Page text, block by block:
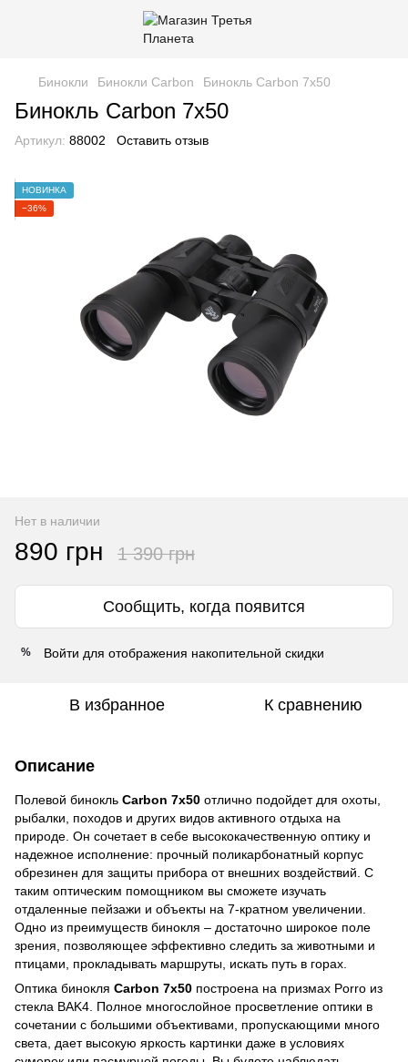
Бинокли Бинокли Carbon Бинокль Carbon 7x50
Бинокль Carbon 7x50
Артикул: 88002 Оставить отзыв
НОВИНКА
−36%
Нет в наличии
890 грн 1 390 грн
Сообщить, когда появится
% Войти для отображения накопительной скидки
В избранное К сравнению
Описание
Полевой бинокль Carbon 7x50 отлично подойдет для охоты,
рыбалки, походов и других видов активного отдыха на
природе. Он сочетает в себе высококачественную оптику и
надежное исполнение: прочный поликарбонатный корпус
обрезинен для защиты прибора от внешних воздействий. С
таким оптическим помощником вы сможете изучать
отдаленные пейзажи и объекты на 7-кратном увеличении.
Одно из преимуществ бинокля – достаточно широкое поле
зрения, позволяющее эффективно следить за животными и
птицами, прокладывать маршруты, искать путь в горах.
Оптика бинокля Carbon 7x50 построена на призмах Porro из
стекла BAK4. Полное многослойное просветление оптики в
сочетании с большими объективами, пропускающими много
света, дает высокую яркость картинки даже в условиях